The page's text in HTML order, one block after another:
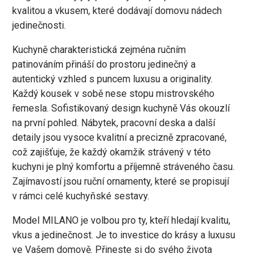
kvalitou a vkusem, které dodávají domovu nádech
jedinečnosti.
Kuchyně charakteristická zejména ručním
patinováním přináší do prostoru jedinečný a
autentický vzhled s puncem luxusu a originality.
Každý kousek v sobě nese stopu mistrovského
řemesla. Sofistikovaný design kuchyně Vás okouzlí
na první pohled. Nábytek, pracovní deska a další
detaily jsou vysoce kvalitní a precizně zpracované,
což zajišťuje, že každý okamžik strávený v této
kuchyni je plný komfortu a příjemně stráveného času.
Zajímavostí jsou ruční ornamenty, které se propisují
v rámci celé kuchyňské sestavy.
Model MILANO je volbou pro ty, kteří hledají kvalitu,
vkus a jedinečnost. Je to investice do krásy a luxusu
ve Vašem domově. Přineste si do svého života